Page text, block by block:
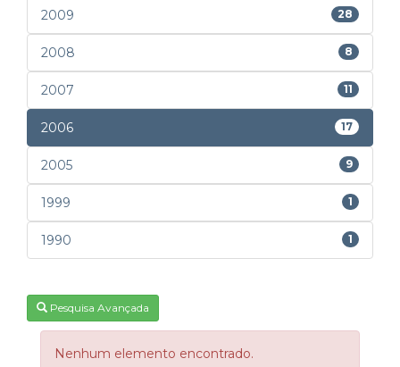
2009 28
2008 8
2007 11
2006 17
2005 9
1999 1
1990 1
Pesquisa Avançada
Nenhum elemento encontrado.